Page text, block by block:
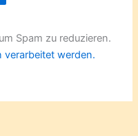
Spam zu reduzieren.
verarbeitet werden.